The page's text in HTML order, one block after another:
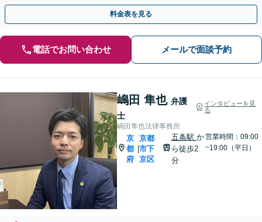
から遺言執行まで責任を持って対応させていただきます。
料金表を見る
電話でお問い合わせ メールで面談予約
嶋田 隼也 弁護
士
インタビューを見
る
嶋田隼也法律事務所
京
都
府
|
京都
市下
京区
五条駅 か
ら徒歩2
分
営業時間：09:00
~19:00（平日）